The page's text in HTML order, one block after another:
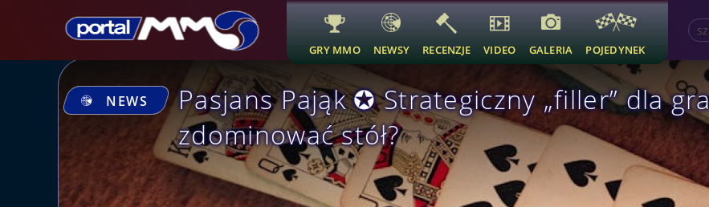
GRY MMO NEWSY RECENZJE VIDEO GALERIA POJEDYNEK
NEWS
Pasjans Pająk ✪ Strategiczny „filler” dla
zdominować stół?